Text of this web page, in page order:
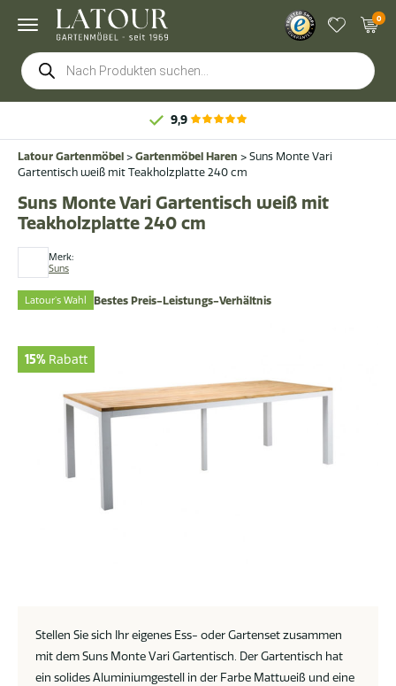
0
Products
search
9,9
Latour Gartenmöbel > Gartenmöbel Haren > Suns Monte Vari
Gartentisch weiß mit Teakholzplatte 240 cm
Merk:
Suns
Suns Monte Vari Gartentisch weiß mit
Teakholzplatte 240 cm
Latour's Wahl Bestes Preis-Leistungs-Verhältnis
15% Rabatt
Stellen Sie sich Ihr eigenes Ess- oder Gartenset zusammen
mit dem Suns Monte Vari Gartentisch. Der Gartentisch hat
ein solides Aluminiumgestell in der Farbe Mattweiß und eine